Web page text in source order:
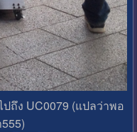
ถึง UC0079 (แปลว่าพอ